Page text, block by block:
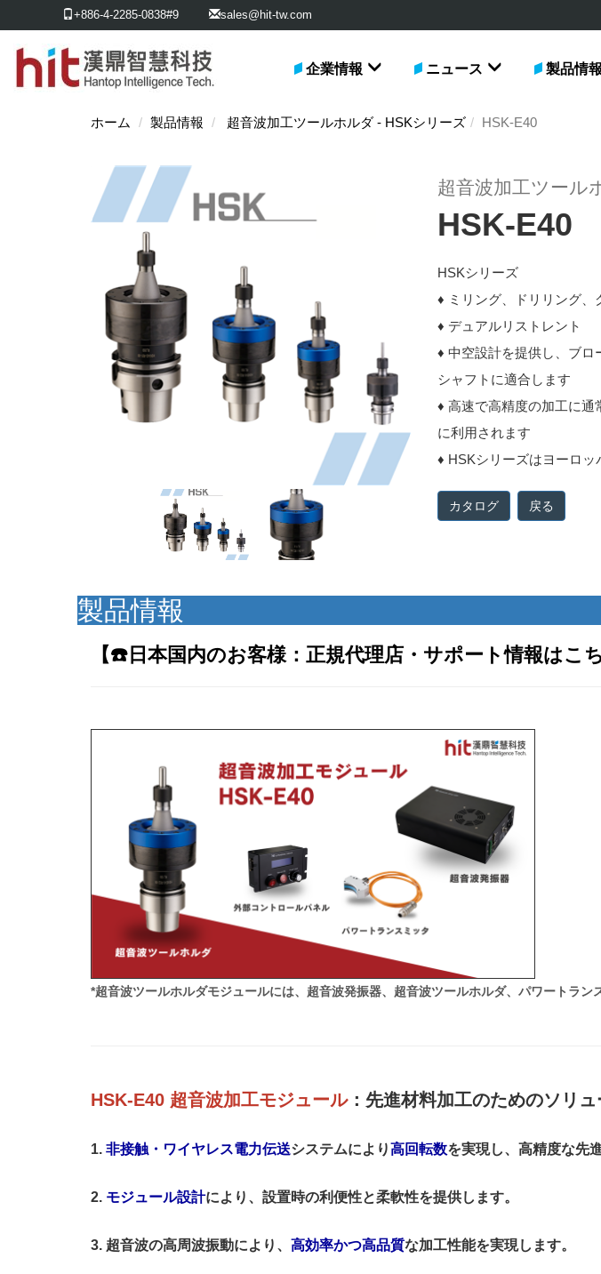
+886-4-2285-0838#9 sales@hit-tw.com
企業情報 ニュース 製品情報
ホーム 製品情報 超音波加工ツールホルダ - HSKシリーズ HSK-E40
超音波加工ツール
HSK-E40
HSKシリーズ
♦ ミリング、ドリリング、
♦ デュアルリストレント
♦ 中空設計を提供し、ブロ
シャフトに適合します
♦ 高速で高精度の加工に通
に利用されます
♦ HSKシリーズはヨーロッ
戻る
製品情報
【☎️日本国内のお客様：正規代理店・サポート情報はこち
*超音波ツールホルダモジュールには、超音波発振器、超音波ツールホルダ、パワートラン
HSK-E40 超音波加工モジュール：先進材料加工のためのソリュ
1. 非接触・ワイヤレス電力伝送システムにより高回転数を実現し、高精度な先
2. モジュール設計により、設置時の利便性と柔軟性を提供します。
3. 超音波の高周波振動により、 高効率かつ高品質な加工性能を実現します。